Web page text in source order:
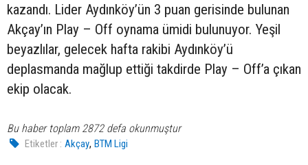
kazandı. Lider Aydınköy’ün 3 puan gerisinde bulunan
Akçay’ın Play – Off oynama ümidi bulunuyor. Yeşil
beyazlılar, gelecek hafta rakibi Aydınköy’ü
deplasmanda mağlup ettiği takdirde Play – Off’a çıkan
ekip olacak.
Bu haber toplam 2872 defa okunmuştur
Etiketler : Akçay,BTM Ligi